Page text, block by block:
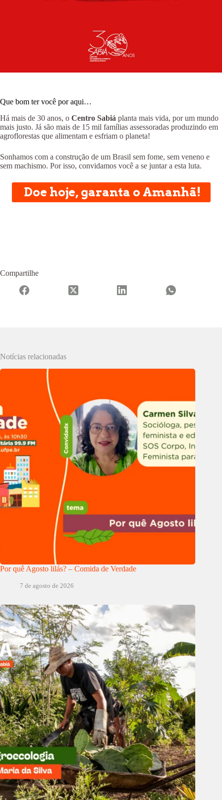
Que bom ter você por aqui…
Há mais de 30 anos, o Centro Sabiá planta mais vida, por um mundo
mais justo. Já são mais de 15 mil famílias assessoradas produzindo em
agroflorestas que alimentam e esfriam o planeta!
Sonhamos com a construção de um Brasil sem fome, sem veneno e
sem machismo. Por isso, convidamos você a se juntar a esta luta.
Doe hoje, garanta o Amanhã!
Compartilhe
Notícias relacionadas
Por quê Agosto lilás? – Comida de Verdade
7 de agosto de 2026